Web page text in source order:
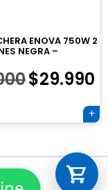
ENOVA 750W 2
NEGRA –
El
original
era:
$36.000.
$29.990